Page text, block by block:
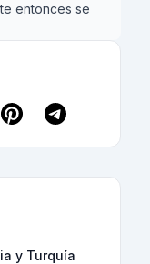
entonces se
y Turquía